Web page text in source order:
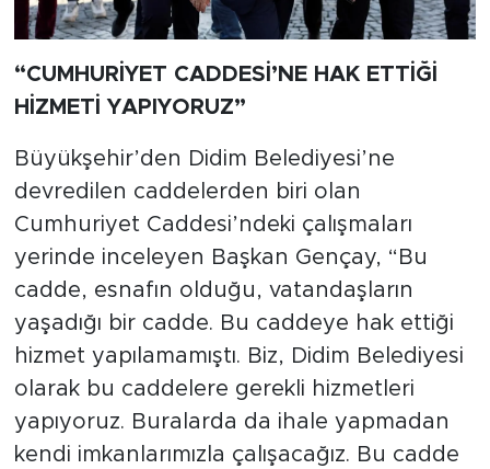
“CUMHURİYET CADDESİ’NE HAK ETTİĞİ
HİZMETİ YAPIYORUZ”
Büyükşehir’den Didim Belediyesi’ne
devredilen caddelerden biri olan
Cumhuriyet Caddesi’ndeki çalışmaları
yerinde inceleyen Başkan Gençay, “Bu
cadde, esnafın olduğu, vatandaşların
yaşadığı bir cadde. Bu caddeye hak ettiği
hizmet yapılamamıştı. Biz, Didim Belediyesi
olarak bu caddelere gerekli hizmetleri
yapıyoruz. Buralarda da ihale yapmadan
kendi imkanlarımızla çalışacağız. Bu cadde